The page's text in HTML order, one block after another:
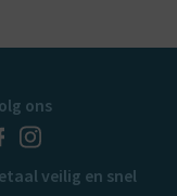
ons
veilig en snel